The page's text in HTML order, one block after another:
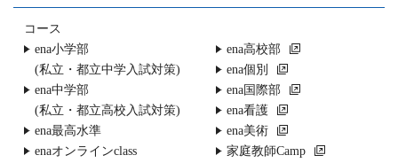
コース
ena小学部
(私立・都立中学入試対策)
ena中学部
(私立・都立高校入試対策)
ena最高水準
enaオンラインclass
ena高校部
ena個別
ena国際部
ena看護
ena美術
家庭教師Camp